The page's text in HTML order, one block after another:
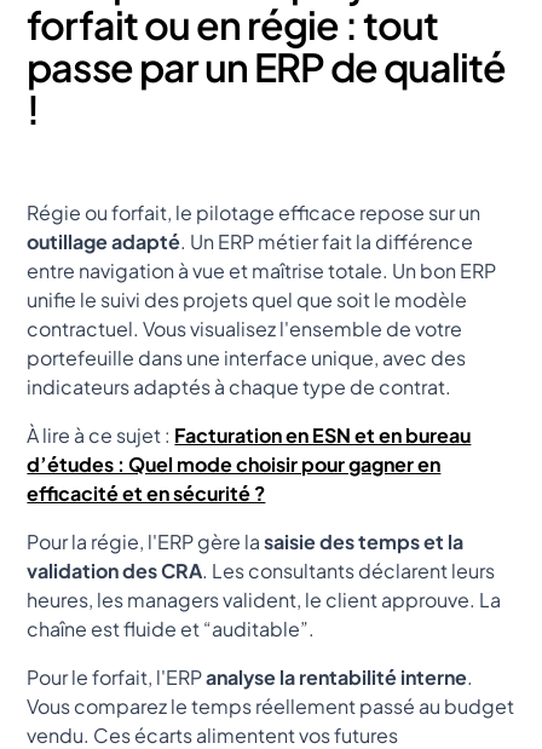
forfait ou en régie : tout
passe par un ERP de qualité
!
Régie ou forfait, le pilotage efficace repose sur un
outillage adapté. Un ERP métier fait la différence
entre navigation à vue et maîtrise totale. Un bon ERP
unifie le suivi des projets quel que soit le modèle
contractuel. Vous visualisez l'ensemble de votre
portefeuille dans une interface unique, avec des
indicateurs adaptés à chaque type de contrat.
À lire à ce sujet : Facturation en ESN et en bureau
d’études : Quel mode choisir pour gagner en
efficacité et en sécurité ?
Pour la régie, l'ERP gère lasaisie des temps et la
validation des CRA. Les consultants déclarent leurs
heures, les managers valident, le client approuve. La
chaîne est fluide et “auditable”.
Pour le forfait, l'ERPanalyse la rentabilité interne.
Vous comparez le temps réellement passé au budget
vendu. Ces écarts alimentent vos futures